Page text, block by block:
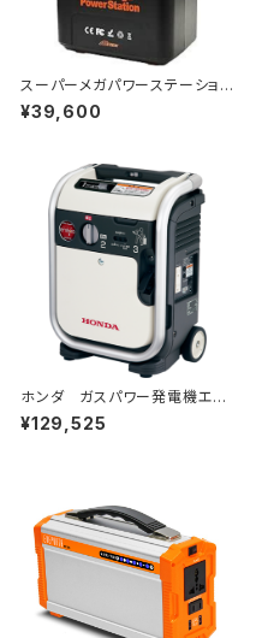
スーパーメガパワーステーション
(0008926)
¥39,600
ホンダ ガスパワー発電機エネ
ポ EU9iGB-JNT(0013413)
¥129,525